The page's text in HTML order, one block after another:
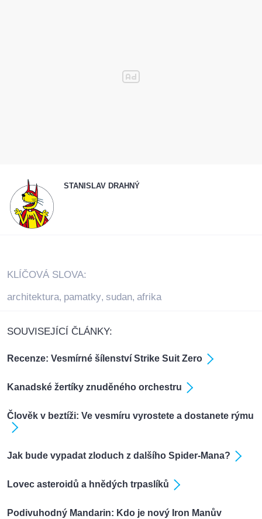
STANISLAV DRAHNÝ
KLÍČOVÁ SLOVA:
architektura, pamatky, sudan, afrika
SOUVISEJÍCÍ ČLÁNKY:
Recenze: Vesmírné šílenství Strike Suit Zero
Kanadské žertíky znuděného orchestru
Člověk v beztíži: Ve vesmíru vyrostete a dostanete rýmu
Jak bude vypadat zloduch z dalšího Spider-Mana?
Lovec asteroidů a hnědých trpaslíků
Podivuhodný Mandarin: Kdo je nový Iron Manův